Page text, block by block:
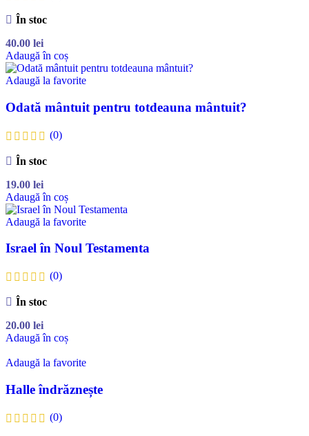
În stoc
40.00 lei
Adaugă în coș
Adaugă la favorite
Odată mântuit pentru totdeauna mântuit?
(0)
În stoc
19.00 lei
Adaugă în coș
Adaugă la favorite
Israel în Noul Testamenta
(0)
În stoc
20.00 lei
Adaugă în coș
Adaugă la favorite
Halle îndrăznește
(0)